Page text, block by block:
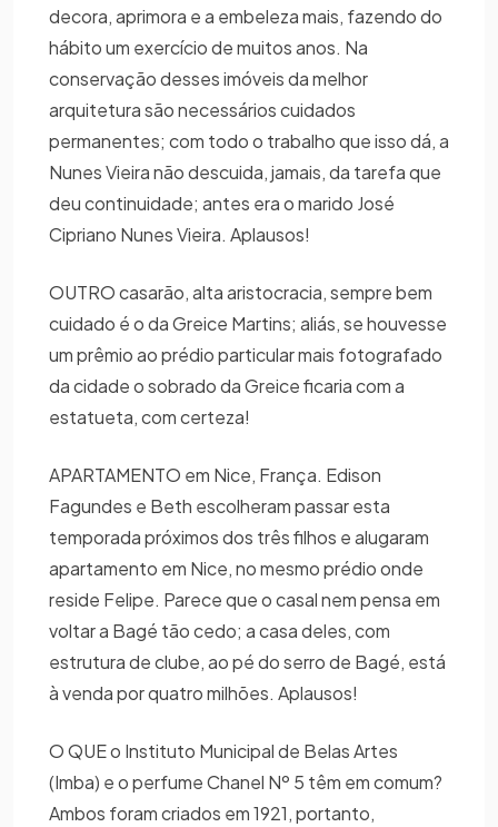
decora, aprimora e a embeleza mais, fazendo do
hábito um exercício de muitos anos. Na
conservação desses imóveis da melhor
arquitetura são necessários cuidados
permanentes; com todo o trabalho que isso dá, a
Nunes Vieira não descuida, jamais, da tarefa que
deu continuidade; antes era o marido José
Cipriano Nunes Vieira. Aplausos!
OUTRO casarão, alta aristocracia, sempre bem
cuidado é o da Greice Martins; aliás, se houvesse
um prêmio ao prédio particular mais fotografado
da cidade o sobrado da Greice ficaria com a
estatueta, com certeza!
APARTAMENTO em Nice, França. Edison
Fagundes e Beth escolheram passar esta
temporada próximos dos três filhos e alugaram
apartamento em Nice, no mesmo prédio onde
reside Felipe. Parece que o casal nem pensa em
voltar a Bagé tão cedo; a casa deles, com
estrutura de clube, ao pé do serro de Bagé, está
à venda por quatro milhões. Aplausos!
O QUE o Instituto Municipal de Belas Artes
(Imba) e o perfume Chanel Nº 5 têm em comum?
Ambos foram criados em 1921, portanto,